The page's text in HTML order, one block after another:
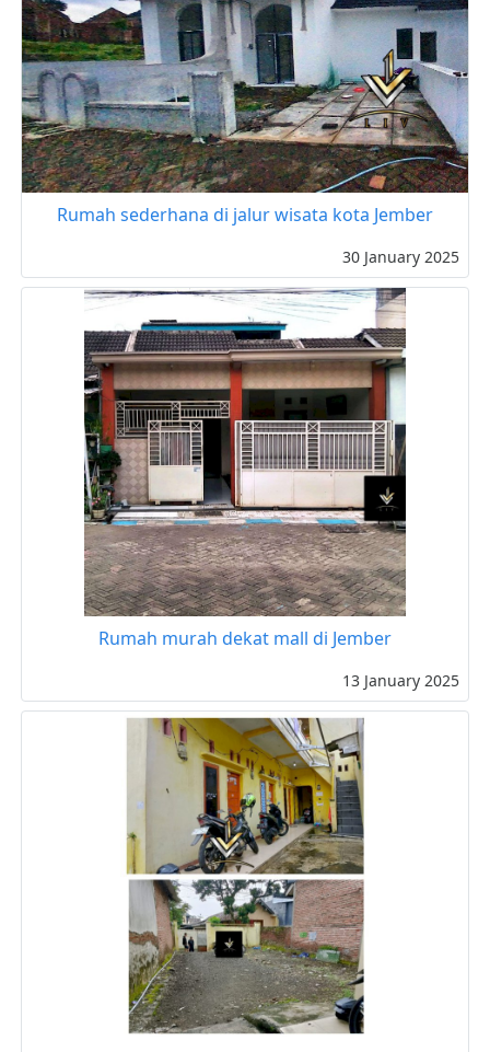
Rumah sederhana di jalur wisata kota Jember
30 January 2025
Rumah murah dekat mall di Jember
13 January 2025